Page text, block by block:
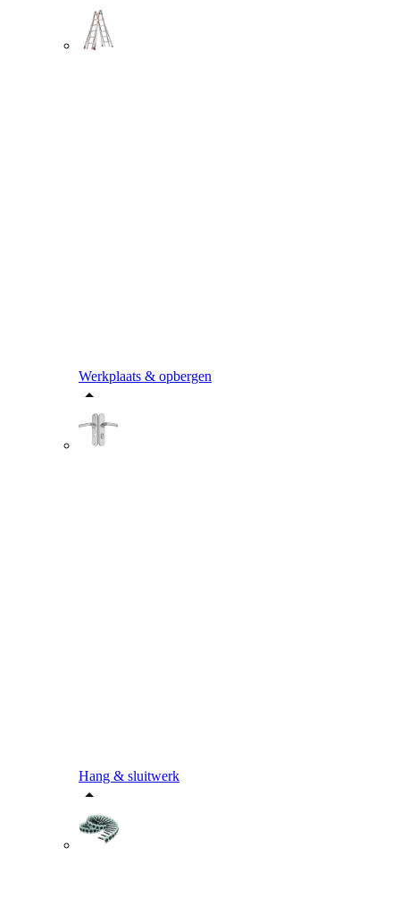
Werkplaats & opbergen
Hang & sluitwerk